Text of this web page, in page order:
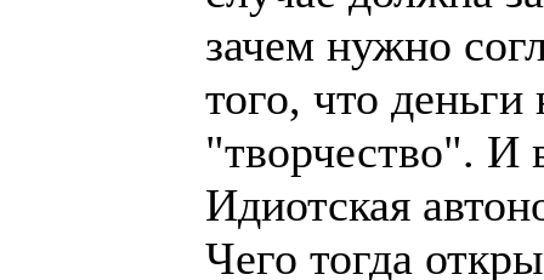
зачем нужно
того, что
"творчество". И
Идиотская
Чего тогда